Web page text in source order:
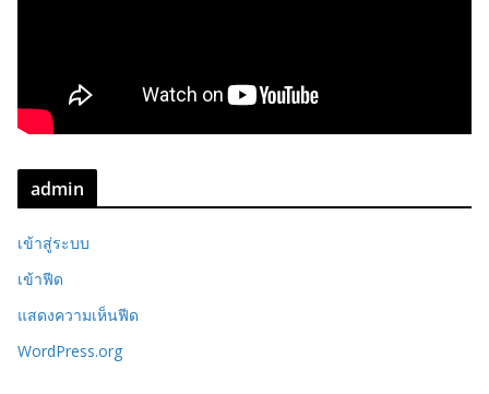
admin
เข้าสู่ระบบ
เข้าฟีด
แสดงความเห็นฟีด
WordPress.org